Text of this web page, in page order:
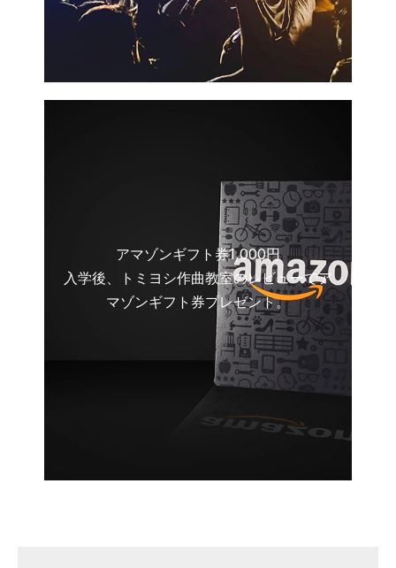
アマゾンギフト券1,000円
入学後、トミヨシ作曲教室のレビューでア
マゾンギフト券プレゼント。